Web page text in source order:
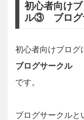
初心者向け
ル③ ブログ
初心者向けブログ
ブログサークル
です。
ブログサークルと